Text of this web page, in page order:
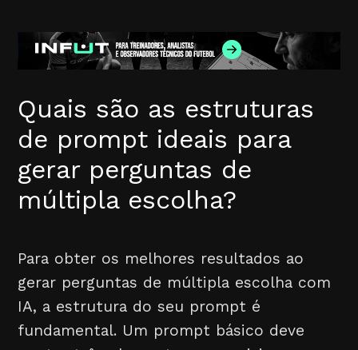
Quais são as estruturas
de prompt ideais para
gerar perguntas de
múltipla escolha?
Para obter os melhores resultados ao
gerar perguntas de múltipla escolha com
IA, a estrutura do seu prompt é
fundamental. Um prompt básico deve